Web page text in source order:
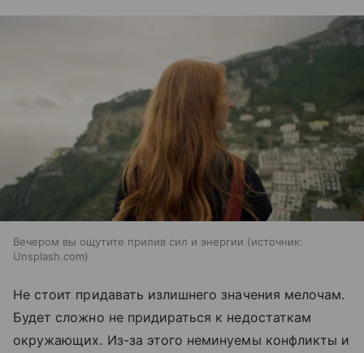
Вечером вы ощутите прилив сил и энергии
источник:
Unsplash.com
Не стоит придавать излишнего значения мелочам.
Будет сложно не придираться к недостаткам
окружающих. Из-за этого неминуемы конфликты и